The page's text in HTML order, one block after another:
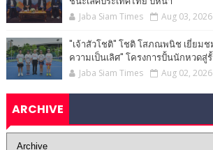
Jaba Siam Times Aug 03, 2026
"เจ้าสัวโชติ" โชติ โสภณพนิช เยี่ยมช
ความเป็นเลิศ" โครงการปั้นนักหวดสู่
Jaba Siam Times Aug 02, 2026
ARCHIVE